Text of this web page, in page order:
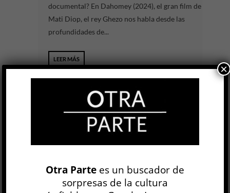
documental? En Dahomey (2024), el gran film de
Mati Diop, el rey Ghezo nos habla desde las
profundidades de...
LEER MÁS
Juan Cabral / Santiago Franco
Nicolás Campisi
disputaron Argentina e Inglaterra el 22 de junio
de 1986 en...
Otra Partees un buscador de
sorpresas de la cultura
×